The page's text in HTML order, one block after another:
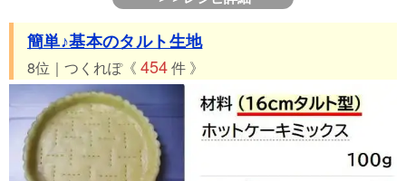
簡単♪基本のタルト生地
8位｜つくれぽ《 454件 》